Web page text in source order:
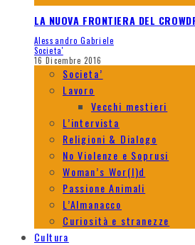
LA NUOVA FRONTIERA DEL
Alessandro Gabriele
Societa'
16 Dicembre 2016
Societa’
Lavoro
Vecchi mestieri
L’intervista
Religioni & Dialogo
No Violenze e Soprusi
Woman’s Wor(l)d
Passione Animali
L’Almanacco
Curiosità e stranezze
Cultura